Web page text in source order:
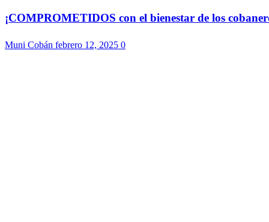
¡COMPROMETIDOS con el bienestar de los
Muni Cobán febrero 12, 2025 0